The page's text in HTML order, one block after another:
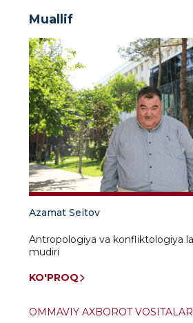
Muallif
Azamat Seitov
Antropologiya va konfliktologiya
mudiri
KO'PROQ
OMMAVIY AXBOROT